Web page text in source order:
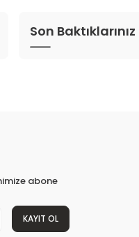
Son Baktıklarınız
abone
KAYIT OL